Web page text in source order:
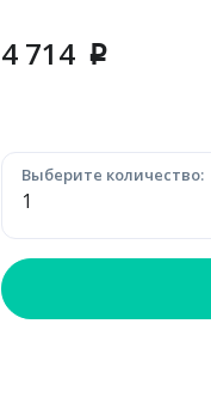
4 714 p
Выберите количество: